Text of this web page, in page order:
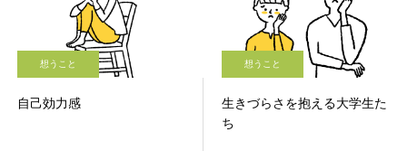
想うこと
自己効力感
想うこと
生きづらさを抱える大学生た
ち